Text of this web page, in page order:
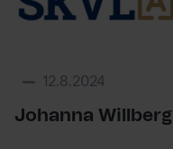
12.8.2024
Johanna Willberg